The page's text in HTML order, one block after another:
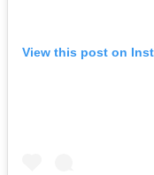
View this post on